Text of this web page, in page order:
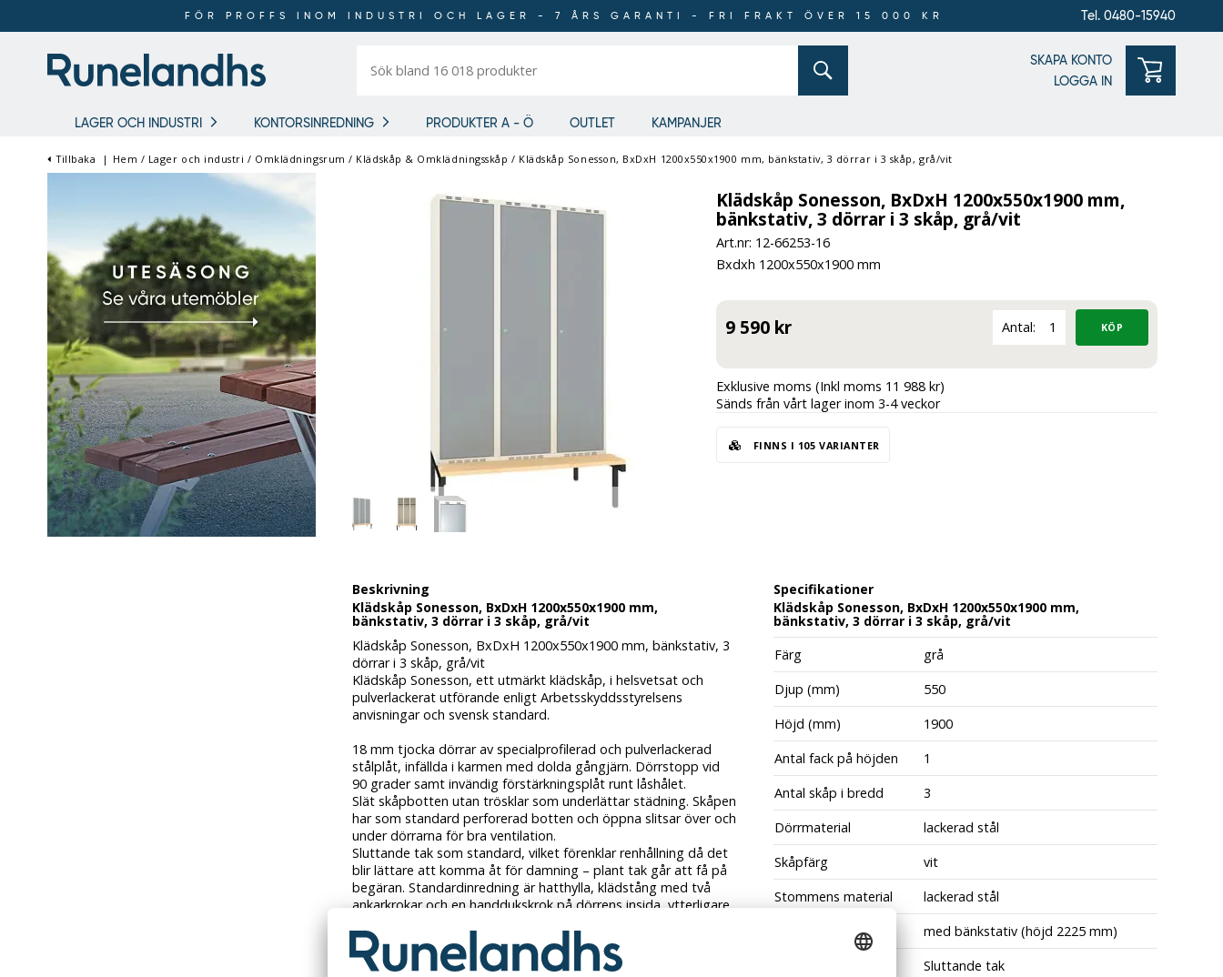
FÖR PROFFS INOM INDUSTRI OCH LAGER - 7 ÅRS GARANTI - FRI FRAKT ÖVER 15 000 KR Tel. 0480-15940
bland
SKAPA KONTO
LOGGA IN
LAGER OCH INDUSTRI KONTORSINREDNING PRODUKTER A - Ö OUTLET KAMPANJER
FÖR PROFFS INOM
INDUSTRI OCH LAGER
Tillbaka | Hem / Lager och industri / Omklädningsrum / Klädskåp & Omklädningsskåp / Klädskåp Sonesson, BxDxH 1200x550x1900 mm, bänkstativ, 3 dörrar i 3 skåp, grå/vit
Klädskåp Sonesson, BxDxH 1200x550x1900 mm,
bänkstativ, 3 dörrar i 3 skåp, grå/vit
Art.nr: 12-66253-16
Bxdxh 1200x550x1900 mm
9 590 kr Antal:
Exklusive moms (Inkl moms 11 988 kr)
Sänds från vårt lager inom 3-4 veckor
FINNS I 105 VARIANTER
Beskrivning
Klädskåp Sonesson, BxDxH 1200x550x1900 mm,
bänkstativ, 3 dörrar i 3 skåp, grå/vit
Klädskåp Sonesson, BxDxH 1200x550x1900 mm, bänkstativ, 3
dörrar i 3 skåp, grå/vit
Klädskåp Sonesson, ett utmärkt klädskåp, i helsvetsat och
pulverlackerat utförande enligt Arbetsskyddsstyrelsens
anvisningar och svensk standard.
18 mm tjocka dörrar av specialprofilerad och pulverlackerad
stålplåt, infällda i karmen med dolda gångjärn. Dörrstopp vid
90 grader samt invändig förstärkningsplåt runt låshålet.
Slät skåpbotten utan trösklar som underlättar städning. Skåpen
har som standard perforerad botten och öppna slitsar över och
under dörrarna för bra ventilation.
Sluttande tak som standard, vilket förenklar renhållning då det
blir lättare att komma åt för damning – plant tak går att få på
begäran. Standardinredning är hatthylla, klädstång med två
ankarkrokar och en handdukskrok på dörrens insida, ytterligare
Levereras som standard med klinka för hänglås.
Specifikationer
Klädskåp Sonesson, BxDxH 1200x550x1900 mm,
bänkstativ, 3 dörrar i 3 skåp, grå/vit
Färg
grå
Djup (mm)
550
Höjd (mm)
1900
Antal fack på höjden
1
Antal skåp i bredd
3
Dörrmaterial
lackerad stål
Skåpfärg
vit
Stommens material
lackerad stål
med bänkstativ (höjd 2225 mm)
Sluttande tak